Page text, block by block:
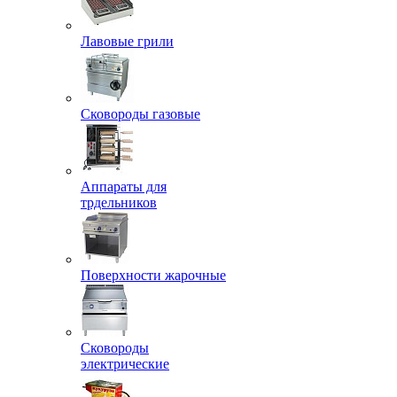
Лавовые грили
Сковороды газовые
Аппараты для
трдельников
Поверхности жарочные
Сковороды
электрические